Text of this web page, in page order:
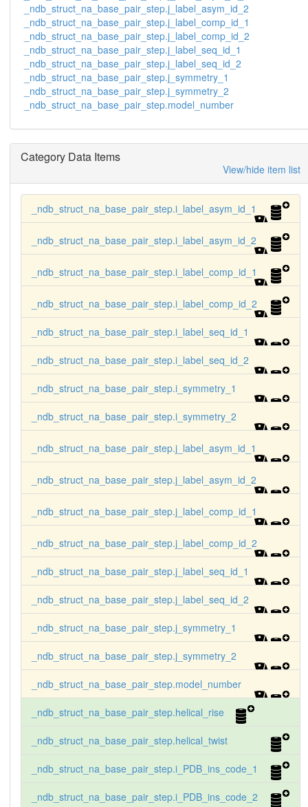
    _ndb_struct_na_base_pair_step.tilt
    _ndb_struct_na_base_pair_step.roll
    _ndb_struct_na_base_pair_step.twist
     1 G A 1  1_555 C A 8  7_555 G A 2  1_555 C
A 7  7_555  0.369 -1.414 3.339  3.056 9.755 33.5
30
     1 G A 2  1_555 C A 7  7_555 G A 3  1_555 C
A 6  7_555  0.176 -1.672 3.371 -1.176 6.725 30.0
04
_ndb_struct_na_base_pair_step.j_label_asym_id_2
_ndb_struct_na_base_pair_step.j_label_comp_id_1
_ndb_struct_na_base_pair_step.j_label_comp_id_2
_ndb_struct_na_base_pair_step.j_label_seq_id_1
_ndb_struct_na_base_pair_step.j_label_seq_id_2
_ndb_struct_na_base_pair_step.j_symmetry_1
_ndb_struct_na_base_pair_step.j_symmetry_2
_ndb_struct_na_base_pair_step.model_number
Category Data Items
View/hide item list
_ndb_struct_na_base_pair_step.i_label_asym_id_1
_ndb_struct_na_base_pair_step.i_label_asym_id_2
_ndb_struct_na_base_pair_step.i_label_comp_id_1
_ndb_struct_na_base_pair_step.i_label_comp_id_2
_ndb_struct_na_base_pair_step.i_label_seq_id_1
_ndb_struct_na_base_pair_step.i_label_seq_id_2
_ndb_struct_na_base_pair_step.i_symmetry_1
_ndb_struct_na_base_pair_step.i_symmetry_2
_ndb_struct_na_base_pair_step.j_label_asym_id_1
_ndb_struct_na_base_pair_step.j_label_asym_id_2
_ndb_struct_na_base_pair_step.j_label_comp_id_1
_ndb_struct_na_base_pair_step.j_label_comp_id_2
_ndb_struct_na_base_pair_step.j_label_seq_id_1
_ndb_struct_na_base_pair_step.j_label_seq_id_2
_ndb_struct_na_base_pair_step.j_symmetry_1
_ndb_struct_na_base_pair_step.j_symmetry_2
_ndb_struct_na_base_pair_step.model_number
_ndb_struct_na_base_pair_step.helical_rise
_ndb_struct_na_base_pair_step.helical_twist
_ndb_struct_na_base_pair_step.i_PDB_ins_code_1
_ndb_struct_na_base_pair_step.i_PDB_ins_code_2